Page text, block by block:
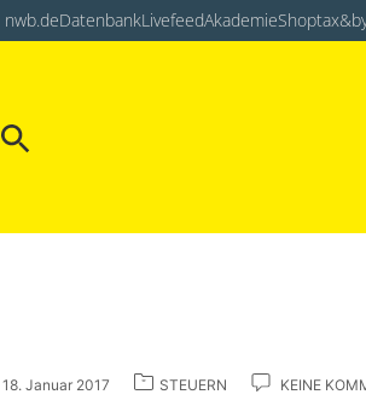
nwb.deDatenbankLivefeedAkademieShop
Search
18. Januar 2017 STEUERN KEINE